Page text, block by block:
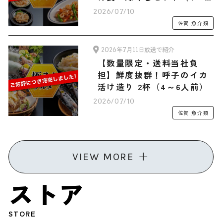
人前）
2026/07/10
佐賀 魚介類
2026年7月11日放送で紹介
【数量限定・送料当社負
担】鮮度抜群！呼子のイカ
活け造り 2杯（4～6人前）
2026/07/10
佐賀 魚介類
VIEW MORE
ストア
STORE